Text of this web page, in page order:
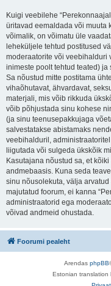
Kuigi veebilehe
üritavad eemaldada või muuta
võimalik, on võimatu üle
leheküljele tehtud postitused
moderaatorite või veebihalduri
inimeste poolt tehtud teated)
Sa nõustud mitte postitama
vihaõhutavat, ähvardavat,
materjali, mis võib rikkuda
võib põhjustada sinu kohese
(ja sinu teenusepakkujaga
salvestatakse abistamaks
veebihalduril,
liigutada või sulgeda ükskõik
Kasutajana nõustud sa, et
andmebaasis. Kuna seda
sinu nõusolekuta, välja
majutatud foorum, ei kanna
administraatorid ega
võivad andmeid ohustada.
Foorumi pealeht
Arendas phpBB
Estonian translation